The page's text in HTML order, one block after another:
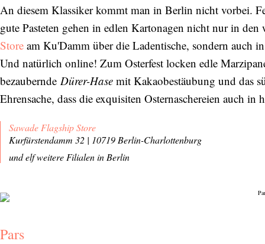
An diesem Klassiker kommt man in Berlin nicht vorbei.
gute Pasteten gehen in edlen Kartonagen nicht nur in
Store am Ku'Damm über die Ladentische, sondern auch
Und natürlich online! Zum Osterfest locken edle
bezaubernde Dürer-Hase mit Kakaobestäubung und das
Ehrensache, dass die exquisiten Osternaschereien auch
Sawade Flagship Store
Kurfürstendamm 32 | 10719 Berlin-Charlottenburg
und elf weitere Filialen in Berlin
Pars